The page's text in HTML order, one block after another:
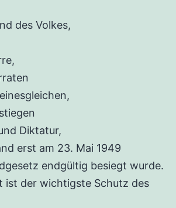
des Volkes,
Diktatur,
erst am 23. Mai 1949
endgültig besiegt wurde.
ist der wichtigste Schutz des